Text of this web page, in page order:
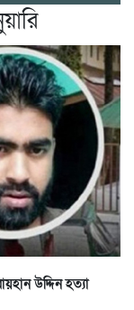
উদ্দিন হত্যা